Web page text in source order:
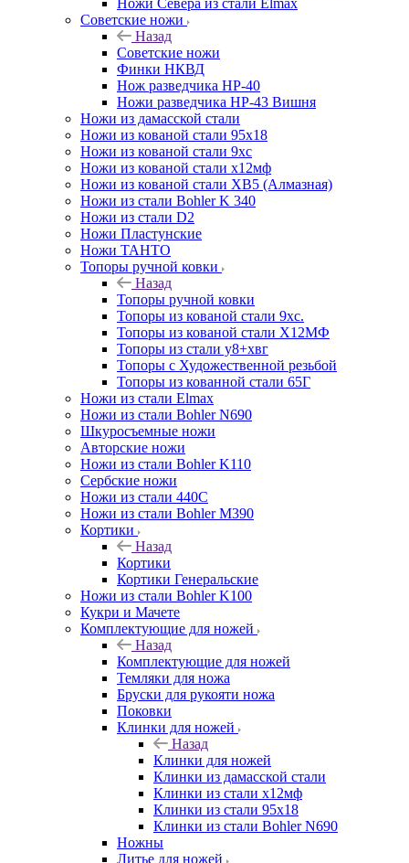
Ножи Севера из стали Elmax
Советские ножи
Назад
Советские ножи
Финки НКВД
Нож разведчика НР-40
Ножи разведчика НР-43 Вишня
Ножи из дамасской стали
Ножи из кованой стали 95х18
Ножи из кованой стали 9хс
Ножи из кованой стали х12мф
Ножи из кованой стали ХВ5 (Алмазная)
Ножи из стали Bohler K 340
Ножи из стали D2
Ножи Пластунские
Ножи ТАНТО
Топоры ручной ковки
Назад
Топоры ручной ковки
Топоры из кованой стали 9хс.
Топоры из кованой стали Х12МФ
Топоры из стали у8+хвг
Топоры с Художественной резьбой
Топоры из кованной стали 65Г
Ножи из стали Elmax
Ножи из стали Bohler N690
Шкуросъемные ножи
Авторские ножи
Ножи из стали Bohler K110
Сербские ножи
Ножи из стали 440С
Ножи из стали Bohler M390
Кортики
Назад
Кортики
Кортики Генеральские
Ножи из стали Bohler K100
Кукри и Мачете
Комплектующие для ножей
Назад
Комплектующие для ножей
Темляки для ножа
Бруски для рукояти ножа
Поковки
Клинки для ножей
Назад
Клинки для ножей
Клинки из дамасской стали
Клинки из стали х12мф
Клинки из стали 95х18
Клинки из стали Bohler N690
Ножны
Литье для ножей